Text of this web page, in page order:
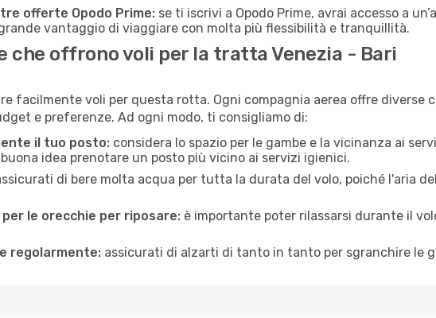
offerte Opodo Prime: se ti iscrivi a Opodo Prime, avrai accesso a
vantaggio di viaggiare con molta più flessibilità e tranquillità.
che offrono voli per la tratta Venezia - Bari
facilmente voli per questa rotta. Ogni compagnia aerea offre diverse
e preferenze. Ad ogni modo, ti consigliamo di:
il tuo posto: considera lo spazio per le gambe e la vicinanza ai
idea prenotare un posto più vicino ai servizi igienici.
di bere molta acqua per tutta la durata del volo, poiché l'aria
le orecchie per riposare: è importante poter rilassarsi durante il
regolarmente: assicurati di alzarti di tanto in tanto per sgranchire le